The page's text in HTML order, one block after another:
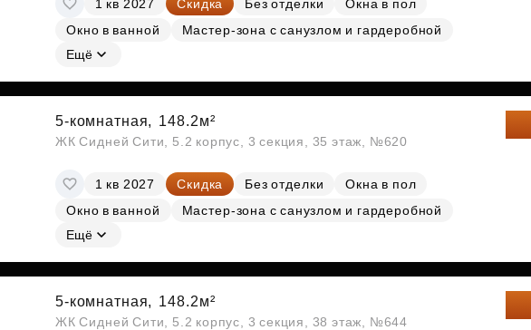
Субсидии
1 кв 2027 Скидка Без отделки
Окна в пол
Окно в ванной
Мастер-зона с санузлом и гардеробной
Ещё
5-комнатная, 148.2м²
ЖК Сидней Сити, 5.2 корпус, 3 секция, 35 этаж, №620
1 кв 2027 Скидка Без отделки
Окна в пол
Окно в ванной
Мастер-зона с санузлом и гардеробной
Ещё
5-комнатная, 148.2м²
ЖК Сидней Сити, 5.2 корпус, 3 секция, 38 этаж, №644